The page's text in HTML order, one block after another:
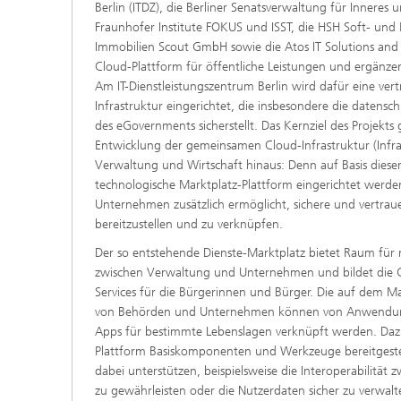
Berlin (ITDZ), die Berliner Senatsverwaltung für Inneres
Fraunhofer Institute FOKUS und ISST, die HSH Soft-
Immobilien Scout GmbH sowie die Atos IT Solutions
Cloud-Plattform für öffentliche Leistungen und
Am IT-Dienstleistungszentrum Berlin wird dafür eine
Infrastruktur eingerichtet, die insbesondere die
des eGovernments sicherstellt. Das Kernziel des
Entwicklung der gemeinsamen Cloud-Infrastruktur
Verwaltung und Wirtschaft hinaus: Denn auf Basis
technologische Marktplatz-Plattform eingerichtet
Unternehmen zusätzlich ermöglicht, sichere und
bereitzustellen und zu verknüpfen.
Der so entstehende Dienste-Marktplatz bietet Raum
zwischen Verwaltung und Unternehmen und bildet die
Services für die Bürgerinnen und Bürger. Die auf dem
von Behörden und Unternehmen können von
Apps für bestimmte Lebenslagen verknüpft werden.
Plattform Basiskomponenten und Werkzeuge
dabei unterstützen, beispielsweise die Interoperabilität
zu gewährleisten oder die Nutzerdaten sicher zu